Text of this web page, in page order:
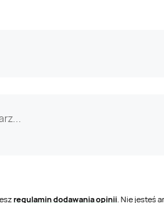
regulamin dodawania opinii . Nie jesteś